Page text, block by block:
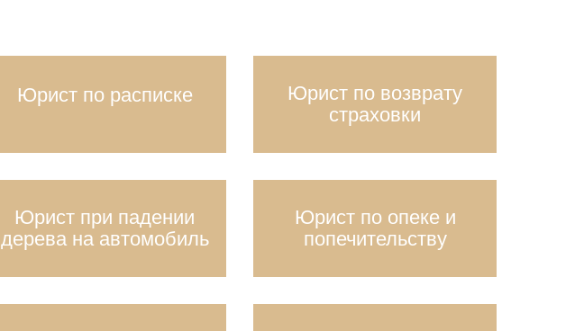
Юрист по расписке
Юрист по возврату
страховки
Юрист при падении
дерева на автомобиль
Юрист по опеке и
попечительству